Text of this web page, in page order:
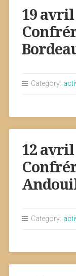
19
Category:
12
Category: